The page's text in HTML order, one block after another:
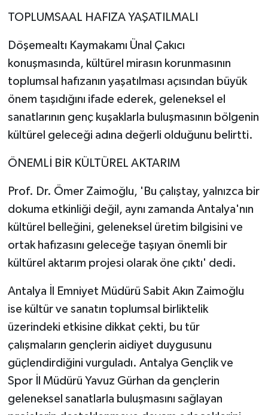
TOPLUMSAAL HAFIZA YAŞATILMALI
Döşemealtı Kaymakamı Ünal Çakıcı
konuşmasında, kültürel mirasın korunmasının
toplumsal hafızanın yaşatılması açısından büyük
önem taşıdığını ifade ederek, geleneksel el
sanatlarının genç kuşaklarla buluşmasının bölgenin
kültürel geleceği adına değerli olduğunu belirtti.
ÖNEMLİ BİR KÜLTÜREL AKTARIM
Prof. Dr. Ömer Zaimoğlu, 'Bu çalıştay, yalnızca bir
dokuma etkinliği değil, aynı zamanda Antalya'nın
kültürel belleğini, geleneksel üretim bilgisini ve
ortak hafızasını geleceğe taşıyan önemli bir
kültürel aktarım projesi olarak öne çıktı' dedi.
Antalya İl Emniyet Müdürü Sabit Akın Zaimoğlu
ise kültür ve sanatın toplumsal birliktelik
üzerindeki etkisine dikkat çekti, bu tür
çalışmaların gençlerin aidiyet duygusunu
güçlendirdiğini vurguladı. Antalya Gençlik ve
Spor İl Müdürü Yavuz Gürhan da gençlerin
geleneksel sanatlarla buluşmasını sağlayan